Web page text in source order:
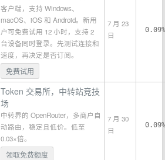
客户端，支持 Windows、
macOS、iOS 和 Android。新用
户可免费试用 12 小时，支持 2
台设备同时登录。先测试连接和
速度，再决定是否订阅。
免费试用
7 月 23
日
0.09%
Token 交易所，中转站竞技
场
中转界的 OpenRouter，多商户自
动路由，稳定且低价。低至
0.03×倍。
领取免费额度
7 月 30
日
0.09%